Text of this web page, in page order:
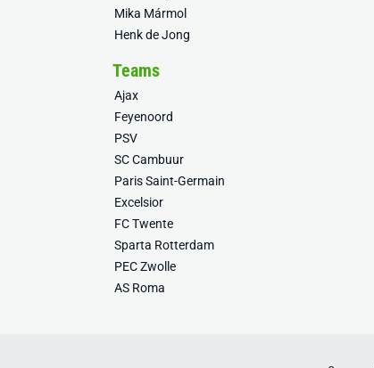
Mika Mármol
Henk de Jong
Teams
Ajax
Feyenoord
PSV
SC Cambuur
Paris Saint-Germain
Excelsior
FC Twente
Sparta Rotterdam
PEC Zwolle
AS Roma